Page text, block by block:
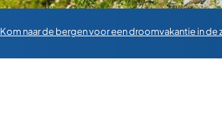
Kom naar de bergen voor een droomvakantie in de